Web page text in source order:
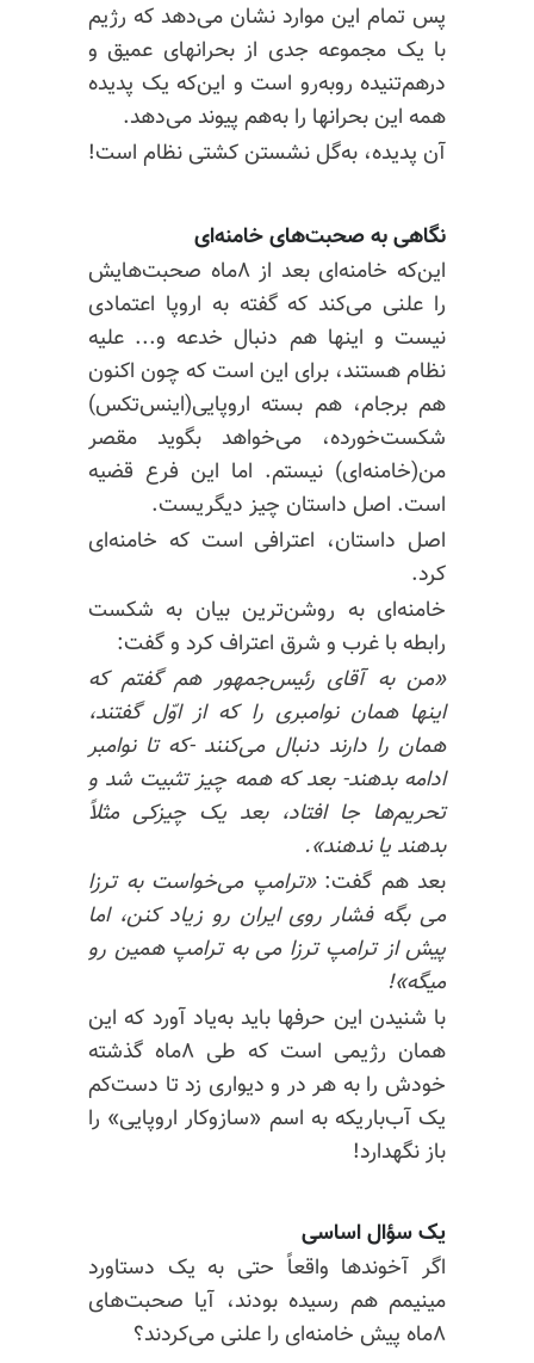
پس تمام این موارد نشان می‌دهد که رژیم
با یک مجموعه جدی از بحرانهای عمیق و
درهم‌تنیده روبه‌رو است و این‌که یک پدیده
همه این بحرانها را به‌هم پیوند می‌دهد.
آن پدیده، به‌گل نشستن کشتی نظام است!
نگاهی به صحبت‌های خامنه‌ای
این‌که خامنه‌ای بعد از ۸ماه صحبت‌هایش
را علنی می‌کند که گفته به اروپا اعتمادی
نیست و اینها هم دنبال خدعه و... علیه
نظام هستند، برای این است که چون اکنون
هم برجام، هم بسته اروپایی(اینس‌تکس)
شکست‌خورده، می‌خواهد بگوید مقصر
من(خامنه‌ای) نیستم. اما این فرع قضیه
است. اصل داستان چیز دیگریست.
اصل داستان، اعترافی است که خامنه‌ای
کرد.
خامنه‌ای به روشن‌ترین بیان به شکست
رابطه با غرب و شرق اعتراف کرد و گفت:
«من به آقای رئیس‌جمهور هم گفتم که
اینها همان نوامبری را که از اوّل گفتند،
همان را دارند دنبال می‌کنند -که تا نوامبر
ادامه بدهند- بعد که همه چیز تثبیت شد و
تحریم‌ها جا افتاد، بعد یک چیزکی مثلاً
بدهند یا ندهند».
بعد هم گفت:«ترامپ می‌خواست به ترزا
می بگه فشار روی ایران رو زیاد کنن، اما
پیش از ترامپ ترزا می به ترامپ همین رو
میگه»!
با شنیدن این حرفها باید به‌یاد‌ آورد که این
همان رژیمی است که طی ۸ماه گذشته
خودش را به هر در و دیواری زد تا دست‌کم
یک آب‌باریکه به اسم «سازوکار اروپایی» را
باز نگهدارد!
یک سؤال اساسی
اگر آخوندها واقعاً حتی به یک دستاورد
مینیمم هم رسیده بودند،‌ آیا صحبت‌های
۸ماه پیش خامنه‌ای را علنی می‌کردند؟